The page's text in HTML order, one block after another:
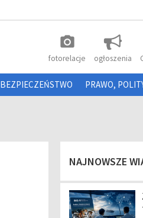
photo_camera
fotorelacje ogłoszenia
BEZPIECZEŃSTWO PRAWO,
NAJNOWSZE